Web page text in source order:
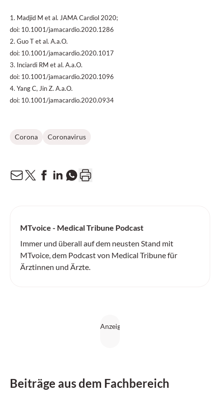
1. Madjid M et al. JAMA Cardiol 2020;
doi: 10.1001/jamacardio.2020.1286
2. Guo T et al. A.a.O.
doi: 10.1001/jamacardio.2020.1017
3. Inciardi RM et al. A.a.O.
doi: 10.1001/jamacardio.2020.1096
4. Yang C, Jin Z. A.a.O.
doi: 10.1001/jamacardio.2020.0934
Corona Coronavirus
MTvoice - Medical Tribune Podcast
Immer und überall auf dem neusten Stand mit
MTvoice, dem Podcast von Medical Tribune für
Ärztinnen und Ärzte.
Beiträge aus dem Fachbereich